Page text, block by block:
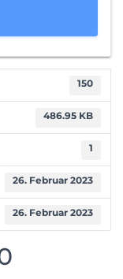
150
486.95 KB
1
26. Februar 2023
26. Februar 2023